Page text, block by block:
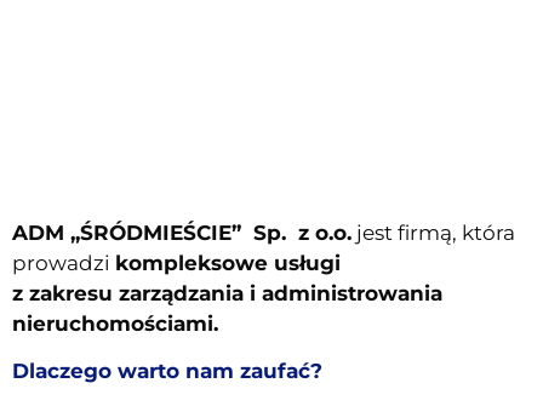
ADM „ŚRÓDMIEŚCIE” Sp. z o.o. jest firmą, która
prowadzi kompleksowe usługi
z zakresu zarządzania i administrowania
nieruchomościami.
Dlaczego warto nam zaufać?